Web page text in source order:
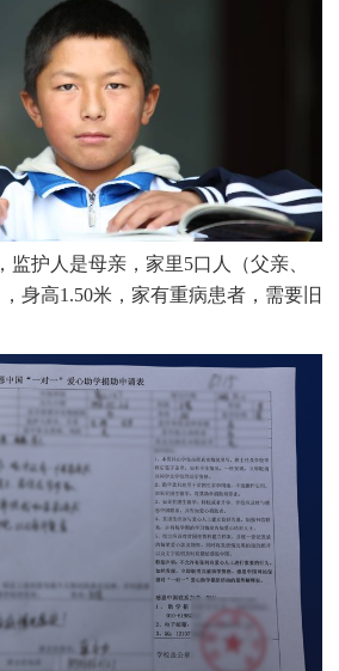
监护人是母亲，家里5口人（父亲、
身高1.50米，家有重病患者，需要旧